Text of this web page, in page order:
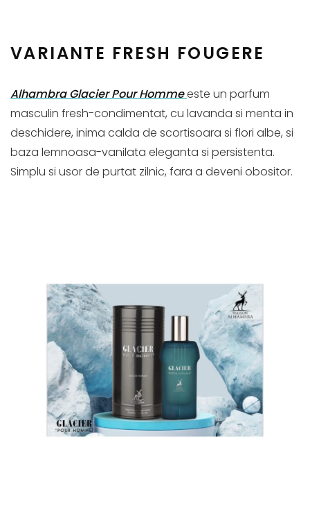
VARIANTE FRESH FOUGERE
Alhambra Glacier Pour Hommeeste un parfum
masculin fresh-condimentat, cu lavanda si menta in
deschidere, inima calda de scortisoara si flori albe, si
baza lemnoasa-vanilata eleganta si persistenta.
Simplu si usor de purtat zilnic, fara a deveni obositor.